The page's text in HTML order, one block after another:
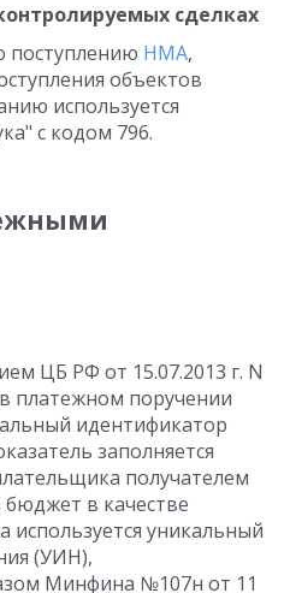
сделках
поступлению НМА,
объектов
используется
с кодом 796.
ЦБ РФ от 15.07.2013 г. N
платежном поручении
идентификатор
заполняется
получателем
в качестве
используется уникальный
(УИН),
Минфина №107н от 11